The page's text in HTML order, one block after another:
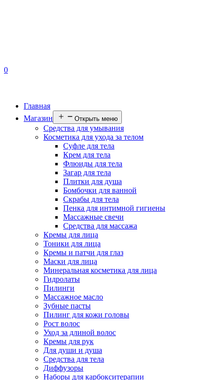
0
Главная
Магазин
Открыть меню
Средства для умывания
Косметика для ухода за телом
Суфле для тела
Крем для тела
Флюиды для тела
Загар для тела
Плитки для душа
Бомбочки для ванной
Скрабы для тела
Пенка для интимной гигиены
Массажные свечи
Средства для массажа
Кремы для лица
Тоники для лица
Кремы и патчи для глаз
Маски для лица
Минеральная косметика для лица
Гидролаты
Пилинги
Массажное масло
Зубные пасты
Пилинг для кожи головы
Рост волос
Уход за длиной волос
Кремы для рук
Для души и душа
Средства для тела
Диффузоры
Наборы для карбокситерапии